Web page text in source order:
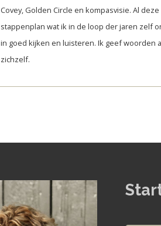
Covey, Golden Circle en kompasvisie. Al
stappenplan wat ik in de loop der jaren zelf
in goed kijken en luisteren. Ik geef woorden
zichzelf.